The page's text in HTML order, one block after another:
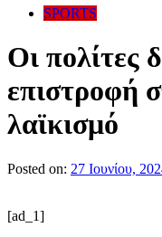
SPORTS
Οι πολίτες
επιστροφή
λαϊκισμό
Posted on: 27 Ιουνίου,
[ad_1]